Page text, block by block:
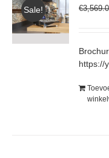
Sale! €
https://